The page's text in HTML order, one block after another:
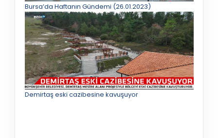
Bursa’da Haftanın Gündemi (26.01.2023)
Demirtaş eski cazibesine kavuşuyor